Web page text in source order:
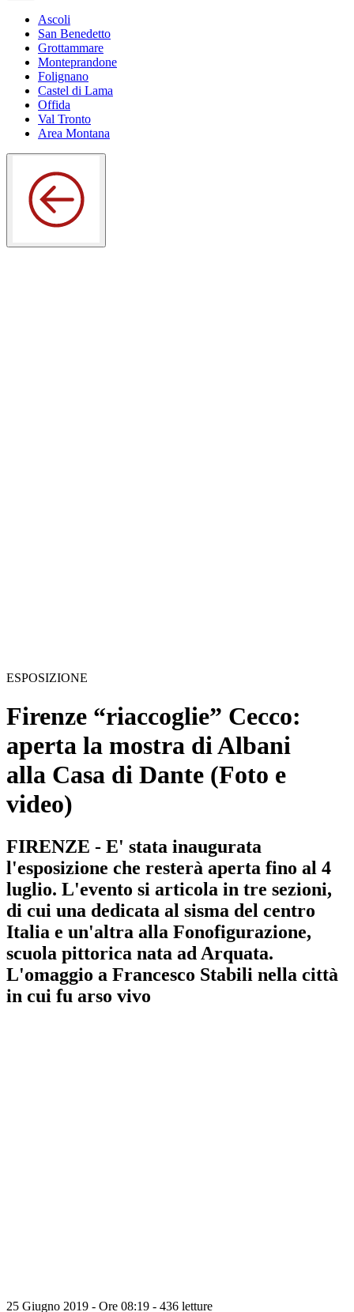
Ascoli
San Benedetto
Grottammare
Monteprandone
Folignano
Castel di Lama
Offida
Val Tronto
Area Montana
ESPOSIZIONE
Firenze “riaccoglie” Cecco:
aperta la mostra di Albani
alla Casa di Dante (Foto e
video)
FIRENZE - E' stata inaugurata
l'esposizione che resterà aperta fino al 4
luglio. L'evento si articola in tre sezioni,
di cui una dedicata al sisma del centro
Italia e un'altra alla Fonofigurazione,
scuola pittorica nata ad Arquata.
L'omaggio a Francesco Stabili nella città
in cui fu arso vivo
25 Giugno 2019 - Ore 08:19 - 436 letture